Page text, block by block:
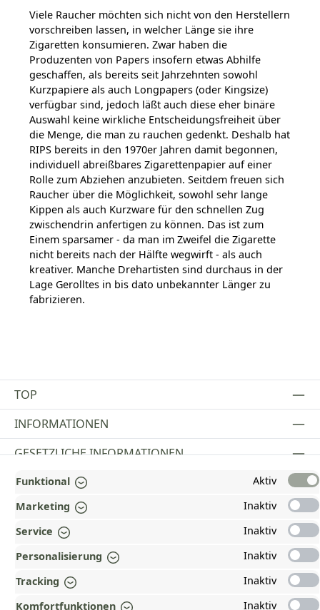
Viele Raucher möchten sich nicht von den Herstellern
vorschreiben lassen, in welcher Länge sie ihre
Zigaretten konsumieren. Zwar haben die
Produzenten von Papers insofern etwas Abhilfe
geschaffen, als bereits seit Jahrzehnten sowohl
Kurzpapiere als auch Longpapers (oder Kingsize)
verfügbar sind, jedoch läßt auch diese eher binäre
Auswahl keine wirkliche Entscheidungsfreiheit über
die Menge, die man zu rauchen gedenkt. Deshalb hat
RIPS bereits in den 1970er Jahren damit begonnen,
individuell abreißbares Zigarettenpapier auf einer
Rolle zum Abziehen anzubieten. Seitdem freuen sich
Raucher über die Möglichkeit, sowohl sehr lange
Kippen als auch Kurzware für den schnellen Zug
zwischendrin anfertigen zu können. Das ist zum
Einem sparsamer - da man im Zweifel die Zigarette
nicht bereits nach der Hälfte wegwirft - als auch
kreativer. Manche Drehartisten sind durchaus in der
Lage Gerolltes in bis dato unbekannter Länger zu
fabrizieren.
TOP
INFORMATIONEN
GESETZLICHE INFORMATIONEN
ZAHLUNGS- UND VERSANDARTEN
AUSGEZEICHNET UND ZERTIFIZIERT!
WARUM HEAD-SHOP.DE?
Funktional
Aktiv
Marketing
Inaktiv
Service
Inaktiv
Personalisierung
Inaktiv
Tracking
Inaktiv
Komfortfunktionen
Inaktiv